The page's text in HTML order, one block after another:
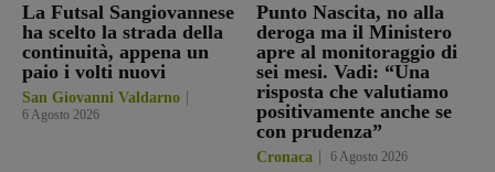
La Futsal Sangiovannese
ha scelto la strada della
continuità, appena un
paio i volti nuovi
San Giovanni Valdarno
6 Agosto 2026
Punto Nascita, no alla
deroga ma il Ministero
apre al monitoraggio di
sei mesi. Vadi: “Una
risposta che valutiamo
positivamente anche se
con prudenza”
Cronaca 6 Agosto 2026